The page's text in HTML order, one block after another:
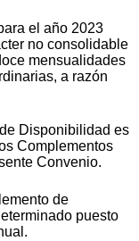
el año 2023
no consolidable
mensualidades
a razón
Disponibilidad es
Complementos
Convenio.
de
puesto